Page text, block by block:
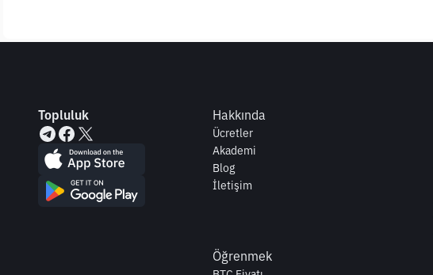
Topluluk Hakkında
Ücretler
Akademi
Blog
İletişim
Öğrenmek